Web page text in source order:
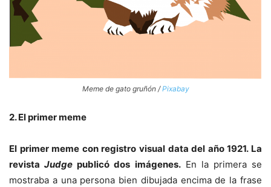
Meme de gato gruñón /Pixabay
2. El primer meme
El primer meme con registro visual data del año 1921. La
revistaJudge publicó dos imágenes.En la primera se
mostraba a una persona bien dibujada encima de la frase